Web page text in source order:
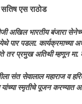
सतिष एस राठोड
अखिल भारतीय बंजारा
पार पडला. कार्यक्रमाच्या
तर प्रमुख अतिथी म्हणून मा.
संत सेवालाल महाराज व
स्मृतीचे पूजन करण्यात